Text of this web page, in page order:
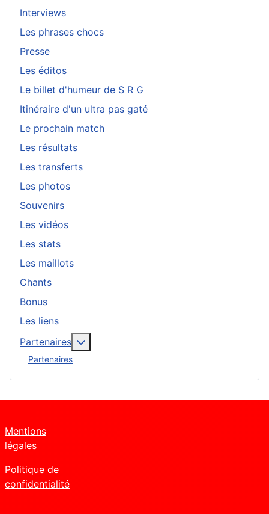
Interviews
Les phrases chocs
Presse
Les éditos
Le billet d'humeur de S R G
Itinéraire d'un ultra pas gaté
Le prochain match
Les résultats
Les transferts
Les photos
Souvenirs
Les vidéos
Les stats
Les maillots
Chants
Bonus
Les liens
Partenaires
Partenaires
Mentions
légales
Politique de
confidentialité